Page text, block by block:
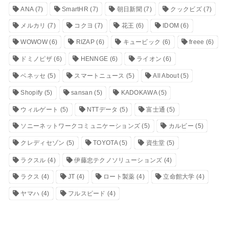
ANA(7) SmartHR (7) 朝日新聞 (7) クックビズ(7)
メルカリ (7) コクヨ (7) 花王 (6) IDOM (6)
WOWOW(6) RIZAP (6) キュービック (6) freee (6)
ドミノピザ(6) HENNGE (6) ライオン (6)
ベネッセ (5) スマートニュース (5) All About(5)
Shopify (5) sansan (5) KADOKAWA(5)
ウィルゲート (5) NTTデータ (5) 富士通 (5)
ソニーネットワークコミュニケーションズ (5) カルビー (5)
クレディセゾン (5) TOYOTA(5) 資生堂 (5)
ラクスル (4) 伊藤忠テクノソリューションズ (4)
ラクス (4) JT (4) ロート製薬 (4) 立命館大学 (4)
ヤマハ (4) フルスピード (4)